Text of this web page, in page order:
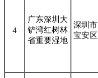
4
广东深圳大
铲湾红树林
省重要湿地
深圳市
宝安区